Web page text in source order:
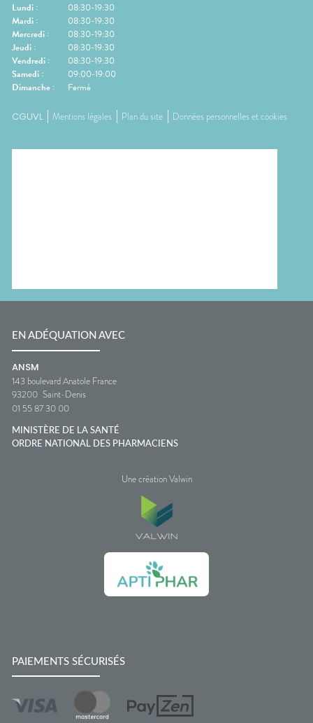
Lundi :
08:30-19:30
Mardi :
08:30-19:30
Mercredi :
08:30-19:30
Jeudi :
08:30-19:30
Vendredi :
08:30-19:30
Samedi :
09:00-19:00
Dimanche : Fermé
CGUVL Mentions légales Plan du site Données personnelles et cookies
EN ADÉQUATION AVEC
ANSM
143 boulevard Anatole France
93200 Saint-Denis
01 55 87 30 00
MINISTÈRE DE LA SANTÉ
ORDRE NATIONAL DES PHARMACIENS
Une création Valwin
PAIEMENTS SÉCURISÉS